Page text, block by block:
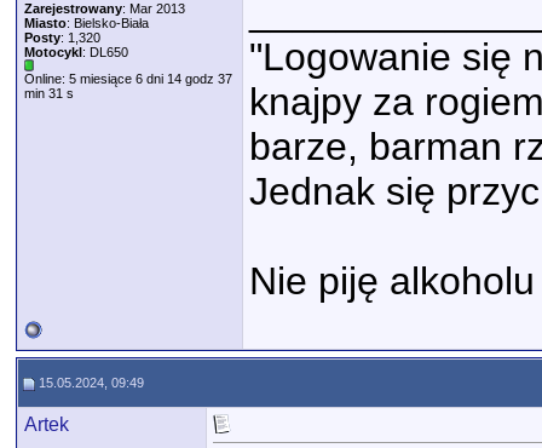
Zarejestrowany: Mar 2013
Miasto: Bielsko-Biała
Posty: 1,320
Motocykl: DL650
Online: 5 miesiące 6 dni 14 godz 37
min 31 s
"Logowanie się
knajpy za
barze, barman
Jednak się
Nie piję
15.05.2024, 09:49
Artek